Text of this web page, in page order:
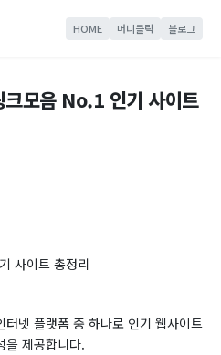
HOME 머니클릭 블로그
모음 No.1 인기 사이트
사이트 총정리
넷 플랫폼 중 하나로 인기 웹사이트
을 제공합니다.